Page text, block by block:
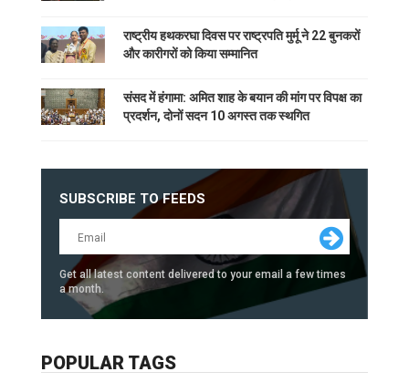
राष्ट्रीय हथकरघा दिवस पर राष्ट्रपति मुर्मू ने 22 बुनकरों
और कारीगरों को किया सम्मानित
संसद में हंगामा: अमित शाह के बयान की मांग पर विपक्ष का
प्रदर्शन, दोनों सदन 10 अगस्त तक स्थगित
SUBSCRIBE TO FEEDS
Get all latest content delivered to your email a few times
a month.
POPULAR TAGS